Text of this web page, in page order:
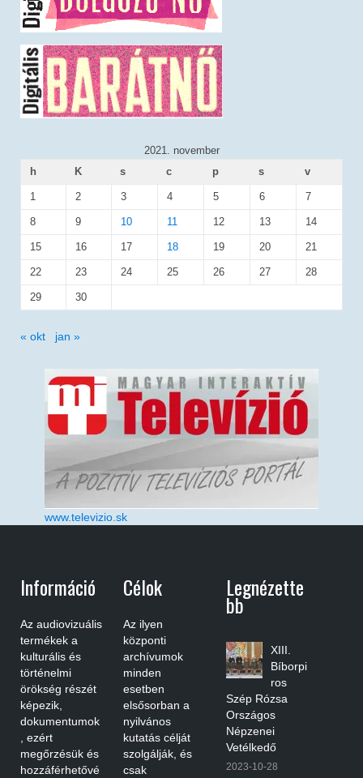
2021. november
h
K s c p s v
1 2 3 4 5 6 7
8 9 10 11 12 13 14
15 16 17 18 19 20 21
22 23 24 25 26 27 28
29 30
« okt jan »
www.televizio.sk
Információ
Az audiovizuális
termékek a
kulturális és
történelmi
örökség részét
képezik,
dokumentumok
, ezért
megőrzésük és
hozzáférhetővé
Célok
Az ilyen
központi
archívumok
minden
esetben
elsősorban a
nyilvános
kutatás célját
szolgálják, és
csak
Legnézette
Bb
XIII.
Bíborpi
ros
Szép Rózsa
Országos
Népzenei
Vetélkedő
2023-10-28